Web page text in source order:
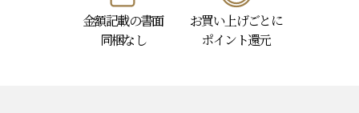
金額記載の書面
同梱なし
お買い上げごとに
ポイント還元